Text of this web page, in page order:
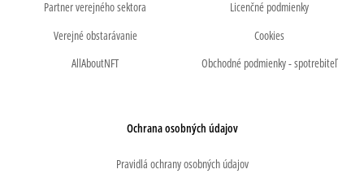
Partner verejného sektora
Verejné obstarávanie
AllAboutNFT
Licenčné podmienky
Cookies
Obchodné podmienky - spotrebiteľ
Ochrana osobných údajov
Pravidlá ochrany osobných údajov